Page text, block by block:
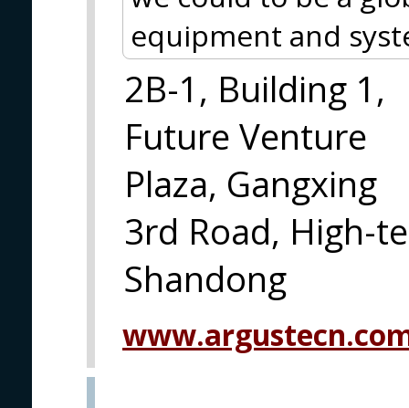
equipment and
2B-1, Building 1,
Future Venture
Plaza, Gangxing
3rd Road, High-
Shandong